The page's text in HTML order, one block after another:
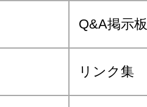
Q&A掲示板
リンク集